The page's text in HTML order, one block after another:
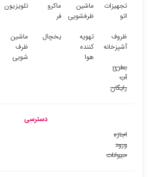
تجهیزات
اتو
ماشین
ظرفشویی
ماکرو
فر
تلویزیون
ظروف
آشپزخانه
تهویه
کننده
هوا
یخچال
ماشین
ظرف
شویی
بطری
آب
رایگان
دسترسی
اجازه
ورود
حیوانات